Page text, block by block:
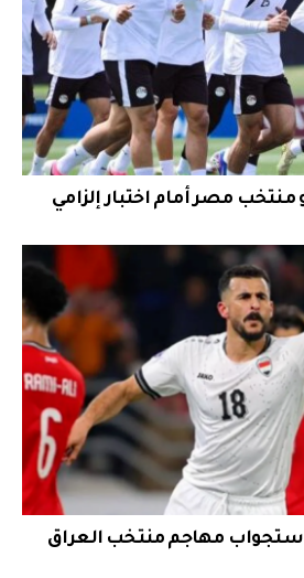
منتخب مصر أمام اختبار إلزامي
واستجواب مهاجم منتخب العراق